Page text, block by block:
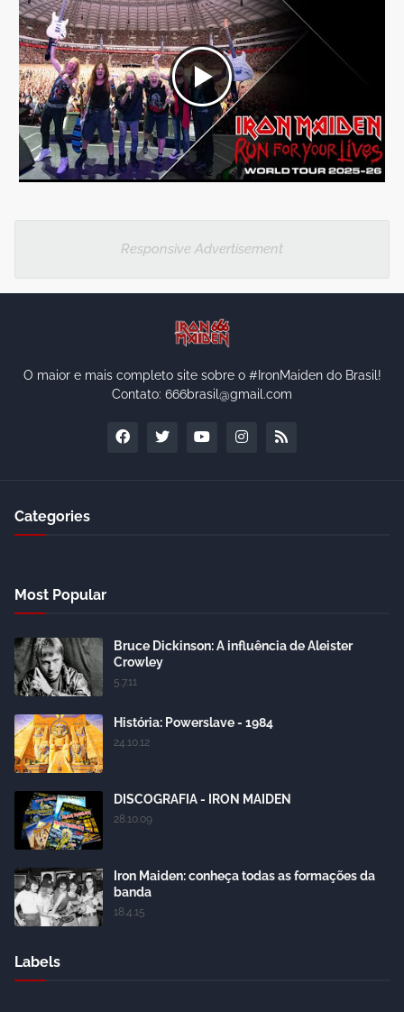
Responsive Advertisement
O maior e mais completo site sobre o #IronMaiden do Brasil!
Contato: 666brasil@gmail.com
Categories
Most Popular
Bruce Dickinson: A influência de Aleister
Crowley
5.7.11
História: Powerslave - 1984
24.10.12
DISCOGRAFIA - IRON MAIDEN
28.10.09
Iron Maiden: conheça todas as formações da
banda
18.4.15
Labels